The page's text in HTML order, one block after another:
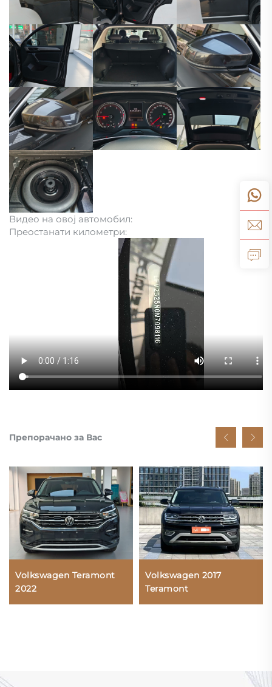
Видео на овој автомобил:
Преостанати километри:
Препорачано за Вас
Volkswagen Teramont
2022
Volkswagen 2017
Teramont